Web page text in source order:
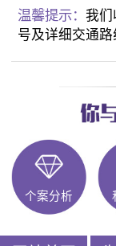
温馨提示：我
号及详细交通路
个案分析